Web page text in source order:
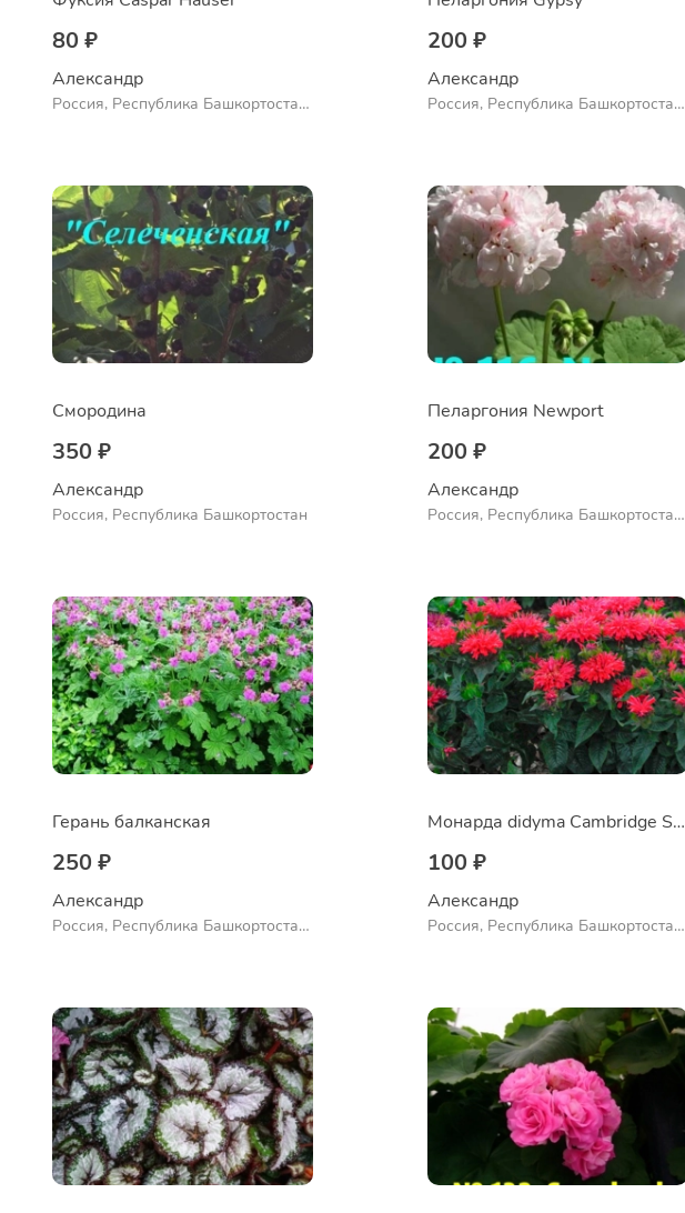
80 ₽
Александр
Россия, Республика Башкортостан,
200 ₽
Александр
Россия, Республика Башкортостан,
Смородина
350 ₽
Александр
Россия, Республика Башкортостан
Пеларгония Newport
200 ₽
Александр
Россия, Республика Башкортостан,
Герань балканская
250 ₽
Александр
Россия, Республика Башкортостан,
Монарда didyma Cambridge Scarlet
100 ₽
Александр
Россия, Республика Башкортостан,